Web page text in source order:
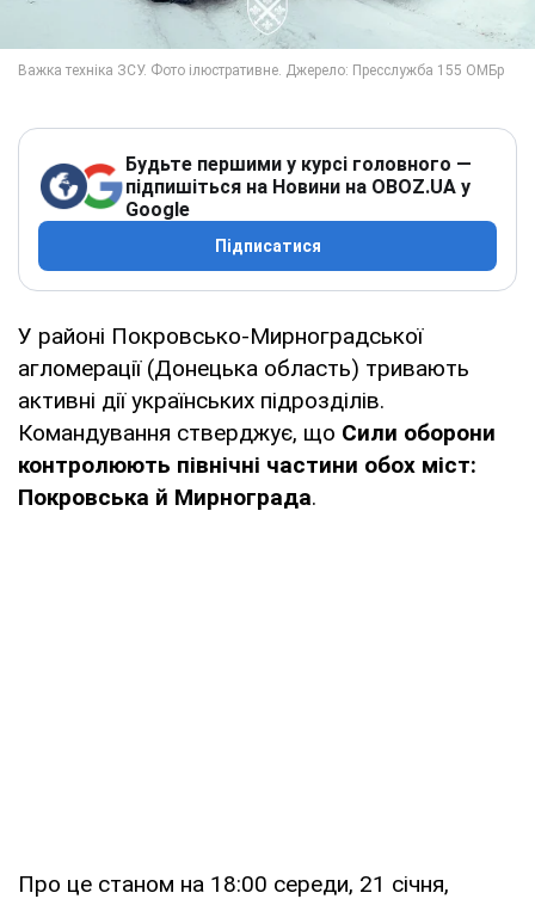
Будьте першими у курсі головного —
підпишіться на Новини на OBOZ.UA у
Google
Підписатися
У районі Покровсько-Мирноградської
агломерації (Донецька область) тривають
активні дії українських підрозділів.
Командування стверджує, що Сили оборони
контролюють північні частини обох міст:
Покровська й Мирнограда.
Про це станом на 18:00 середи, 21 січня,